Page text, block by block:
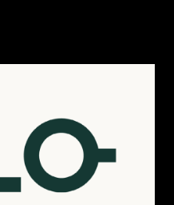
cinza, detalhes em
que ele seja usado
passeios casuais até
Populares